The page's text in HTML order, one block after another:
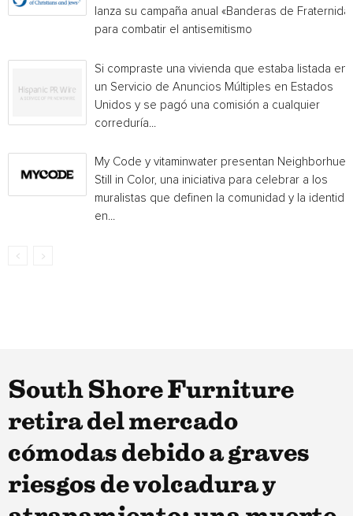
lanza su campaña anual «Banderas de
para combatir el antisemitismo
Si compraste una vivienda que estaba listada en
un Servicio de Anuncios Múltiples en Estados
Unidos y se pagó una comisión a cualquier
correduría...
My Code y vitaminwater presentan Neighborhue:
Still in Color, una iniciativa para celebrar a los
muralistas que definen la comunidad y la
en...
South Shore Furniture
retira del mercado
cómodas debido a graves
riesgos de volcadura y